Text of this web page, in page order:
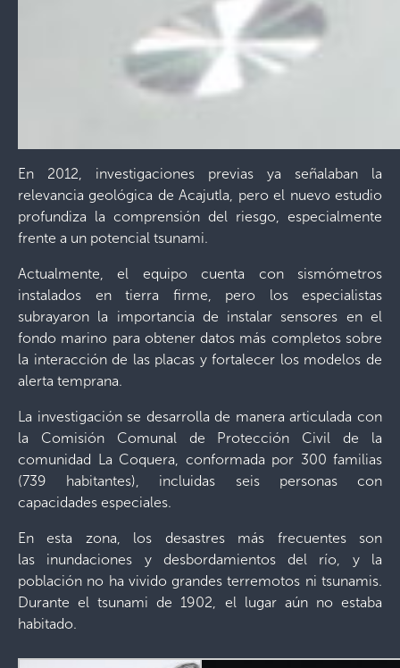
En 2012, investigaciones previas ya señalaban la
relevancia geológica de Acajutla, pero el nuevo estudio
profundiza la comprensión del riesgo, especialmente
frente a un potencial tsunami.
Actualmente, el equipo cuenta con sismómetros
instalados en tierra firme, pero los especialistas
subrayaron la importancia de instalar sensores en el
fondo marino para obtener datos más completos sobre
la interacción de las placas y fortalecer los modelos de
alerta temprana.
La investigación se desarrolla de manera articulada con
la Comisión Comunal de Protección Civil de la
comunidad La Coquera, conformada por 300 familias
(739 habitantes), incluidas seis personas con
capacidades especiales.
En esta zona, los desastres más frecuentes son
las inundaciones y desbordamientos del río, y la
población no ha vivido grandes terremotos ni tsunamis.
Durante el tsunami de 1902, el lugar aún no estaba
habitado.